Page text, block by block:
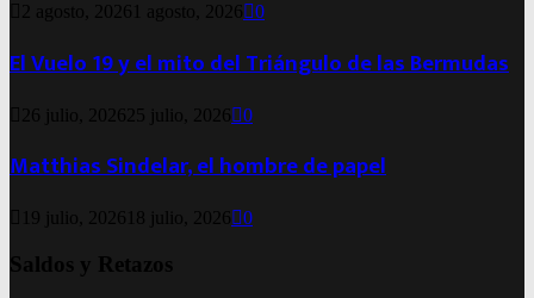
2 agosto, 2026 1 agosto, 2026 0
El Vuelo 19 y el mito del Triángulo de las Bermudas
26 julio, 2026 25 julio, 2026 0
Matthias Sindelar, el hombre de papel
19 julio, 2026 18 julio, 2026 0
Saldos y Retazos